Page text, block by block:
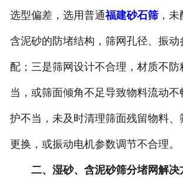
选型偏差，选用普通福建砂石筛，未
含泥砂的防堵结构，筛网孔径、振动
配；三是筛网设计不合理，材质不防
当，或筛面倾角不足导致物料流动不
护不当，未及时清理筛面残留物料
更换，或振动电机参数调节不合理。
二、湿砂、含泥砂筛分堵网解决